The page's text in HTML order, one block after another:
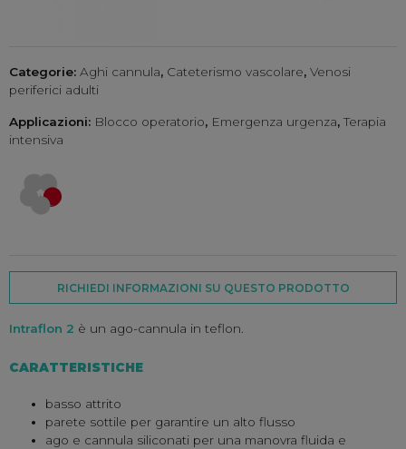
Categorie: Aghi cannula, Cateterismo vascolare, Venosi
periferici adulti
Applicazioni: Blocco operatorio, Emergenza urgenza, Terapia
intensiva
RICHIEDI INFORMAZIONI SU QUESTO PRODOTTO
Intraflon 2 è un ago-cannula in teflon.
CARATTERISTICHE
basso attrito
parete sottile per garantire un alto flusso
ago e cannula siliconati per una manovra fluida e